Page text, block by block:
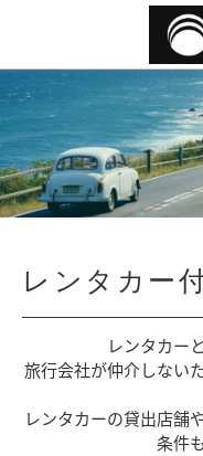
レンタカー
レンタカー
旅行会社が仲介しないた
レンタカーの貸出店舗や
条件